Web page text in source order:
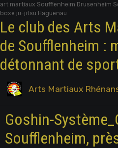
art martiaux Soufflenheim Drusenheim
boxe ju-jitsu Haguenau
Le club des Arts
de Soufflenheim :
détonnant de
Arts Martiaux
Goshin-
Soufflenheim,